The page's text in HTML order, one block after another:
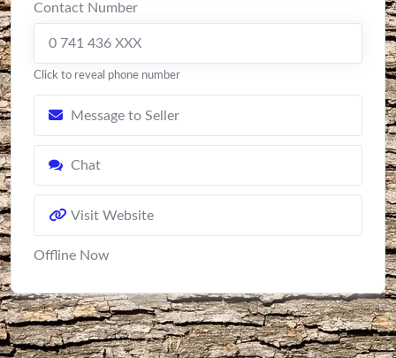
Contact Number
0 741 436 XXX
Click to reveal phone number
Message to Seller
Chat
Visit Website
Offline Now